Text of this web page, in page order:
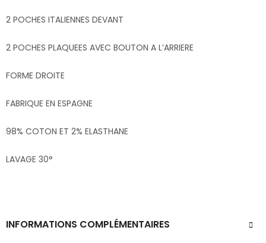
2 POCHES ITALIENNES DEVANT
2 POCHES PLAQUEES AVEC BOUTON A L’ARRIERE
FORME DROITE
FABRIQUE EN ESPAGNE
98% COTON ET 2% ELASTHANE
LAVAGE 30°
INFORMATIONS COMPLÉMENTAIRES